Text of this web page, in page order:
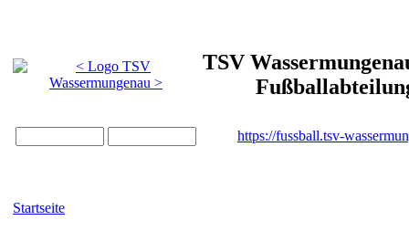
TSV
https://fussball.tsv-
Startseite